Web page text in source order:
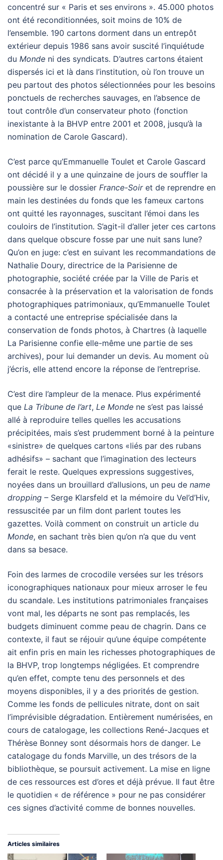
concentré sur « Paris et ses environs ». 45.000 photos
ont été reconditionnées, soit moins de 10% de
l’ensemble. 190 cartons dorment dans un entrepôt
extérieur depuis 1986 sans avoir suscité l’inquiétude
du Monde ni des syndicats. D’autres cartons étaient
dispersés ici et là dans l’institution, où l’on trouve un
peu partout des photos sélectionnées pour les besoins
ponctuels de recherches sauvages, en l’absence de
tout contrôle d’un conservateur photo (fonction
inexistante à la BHVP entre 2001 et 2008, jusqu’à la
nomination de Carole Gascard).
C’est parce qu’Emmanuelle Toulet et Carole Gascard
ont décidé il y a une quinzaine de jours de souffler la
poussière sur le dossier France-Soiret de reprendre en
main les destinées du fonds que les fameux cartons
ont quitté les rayonnages, suscitant l’émoi dans les
couloirs de l’institution. S’agit-il d’aller jeter ces cartons
dans quelque obscure fosse par une nuit sans lune?
Qu’on en juge: c’est en suivant les recommandations de
Nathalie Doury, directrice de la Parisienne de
photographie, société créée par la Ville de Paris et
consacrée à la préservation et la valorisation de fonds
photographiques patrimoniaux, qu’Emmanuelle Toulet
a contacté une entreprise spécialisée dans la
conservation de fonds photos, à Chartres (à laquelle
La Parisienne confie elle-même une partie de ses
archives), pour lui demander un devis. Au moment où
j’écris, elle attend encore la réponse de l’entreprise.
C’est dire l’ampleur de la menace. Plus expérimenté
que La Tribune de l’art, Le Monde ne s’est pas laissé
allé à reproduire telles quelles les accusations
précipitées, mais s’est prudemment borné à la peinture
«sinistre» de quelques cartons «liés par des rubans
adhésifs» – sachant que l’imagination des lecteurs
ferait le reste. Quelques expressions suggestives,
noyées dans un brouillard d’allusions, un peu de name
dropping – Serge Klarsfeld et la mémoire du Vel’d’Hiv,
ressuscitée par un film dont parlent toutes les
gazettes. Voilà comment on construit un article du
Monde, en sachant très bien qu’on n’a que du vent
dans sa besace.
Foin des larmes de crocodile versées sur les trésors
iconographiques nationaux pour mieux arroser le feu
du scandale. Les institutions patrimoniales françaises
vont mal, les départs ne sont pas remplacés, les
budgets diminuent comme peau de chagrin. Dans ce
contexte, il faut se réjouir qu’une équipe compétente
ait enfin pris en main les richesses photographiques de
la BHVP, trop longtemps négligées. Et comprendre
qu’en effet, compte tenu des personnels et des
moyens disponibles, il y a des priorités de gestion.
Comme les fonds de pellicules nitrate, dont on sait
l’imprévisible dégradation. Entièrement numérisées, en
cours de catalogage, les collections René-Jacques et
Thérèse Bonney sont désormais hors de danger. Le
catalogage du fonds Marville, un des trésors de la
bibliothèque, se poursuit activement. La mise en ligne
de ces ressources est d’ores et déjà prévue. Il faut être
le quotidien « de référence » pour ne pas considérer
ces signes d’activité comme de bonnes nouvelles.
Articles similaires